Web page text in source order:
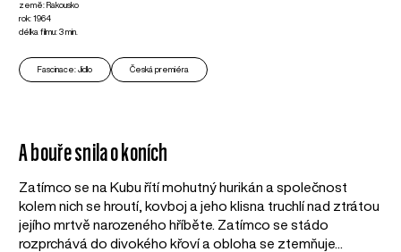
země: Rakousko
rok: 1964
délka filmu: 3 min.
Fascinace: Jídlo Česká premiéra
A bouře snila o koních
Zatímco se na Kubu řítí mohutný hurikán a společnost
kolem nich se hroutí, kovboj a jeho klisna truchlí nad ztrátou
jejího mrtvě narozeného hříběte. Zatímco se stádo
rozprchává do divokého křoví a obloha se ztemňuje...